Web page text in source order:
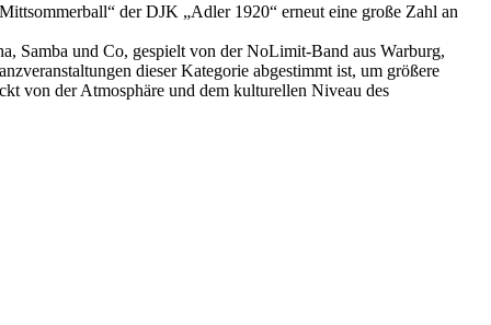
der DJK „Adler 1920“ erneut eine große Zahl an
Samba und Co, gespielt von der NoLimit-Band aus Warburg,
dieser Kategorie abgestimmt ist, um größere
von der Atmosphäre und dem kulturellen Niveau des